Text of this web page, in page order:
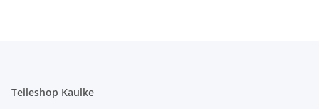
Teileshop Kaulke